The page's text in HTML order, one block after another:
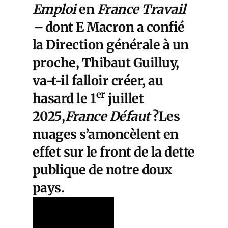
EmploienFrance Travail
–dont E Macron a confié
la Direction générale à un
proche, Thibaut Guilluy,
va-t-il falloir créer, au
hasard le 1erjuillet
2025,France Défaut?Les
nuages s’amoncèlent en
effet sur le front de la dette
publique de notre doux
pays.